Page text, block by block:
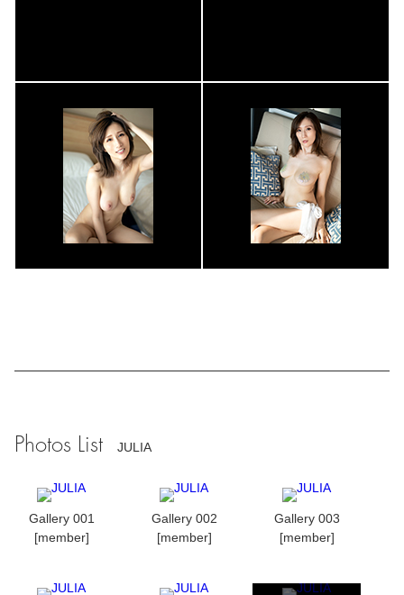
Photos List JULIA
Gallery 001
[member]
Gallery 002
[member]
Gallery 003
[member]